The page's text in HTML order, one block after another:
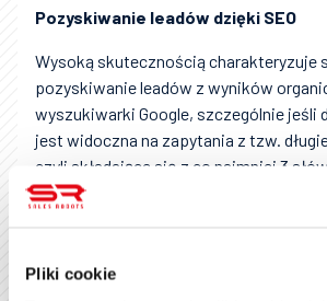
Pliki cookie
Pozyskiwanie leadów dzięki SEO
Wysoką skutecznością charakteryzuje
pozyskiwanie leadów z wyników
wyszukiwarki Google, szczególnie jeśli
jest widoczna na zapytania z tzw.
czyli składające się z co najmniej 3
oczywiście powiązane z produktami i
sprzedaży, przy czym poziom konwersji